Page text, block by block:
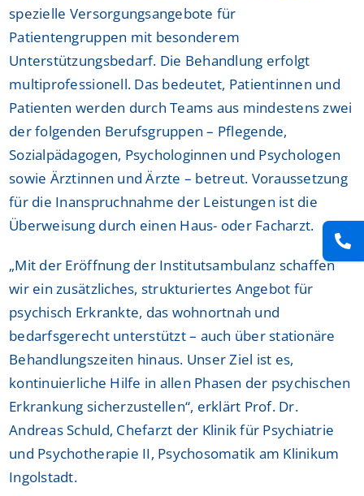
spezielle Versorgungsangebote für
Patientengruppen mit besonderem
Unterstützungsbedarf. Die Behandlung erfolgt
multiprofessionell. Das bedeutet, Patientinnen und
Patienten werden durch Teams aus mindestens zwei
der folgenden Berufsgruppen – Pflegende,
Sozialpädagogen, Psychologinnen und Psychologen
sowie Ärztinnen und Ärzte – betreut. Voraussetzung
für die Inanspruchnahme der Leistungen ist die
Überweisung durch einen Haus- oder Facharzt.
„Mit der Eröffnung der Institutsambulanz schaffen
wir ein zusätzliches, strukturiertes Angebot für
psychisch Erkrankte, das wohnortnah und
bedarfsgerecht unterstützt – auch über stationäre
Behandlungszeiten hinaus. Unser Ziel ist es,
kontinuierliche Hilfe in allen Phasen der psychischen
Erkrankung sicherzustellen“, erklärt Prof. Dr.
Andreas Schuld, Chefarzt der Klinik für Psychiatrie
und Psychotherapie II, Psychosomatik am Klinikum
Ingolstadt.